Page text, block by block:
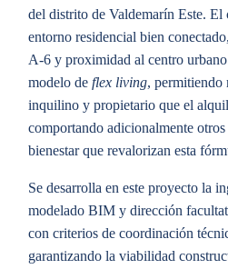
del distrito de Valdemarín Este. El
entorno residencial bien
A-6 y proximidad al centro
modelo de flex living, permitiendo
inquilino y propietario que el
comportando adicionalmente
bienestar que revalorizan esta
Se desarrolla en este proyecto la
modelado BIM y dirección
con criterios de coordinación
garantizando la viabilidad